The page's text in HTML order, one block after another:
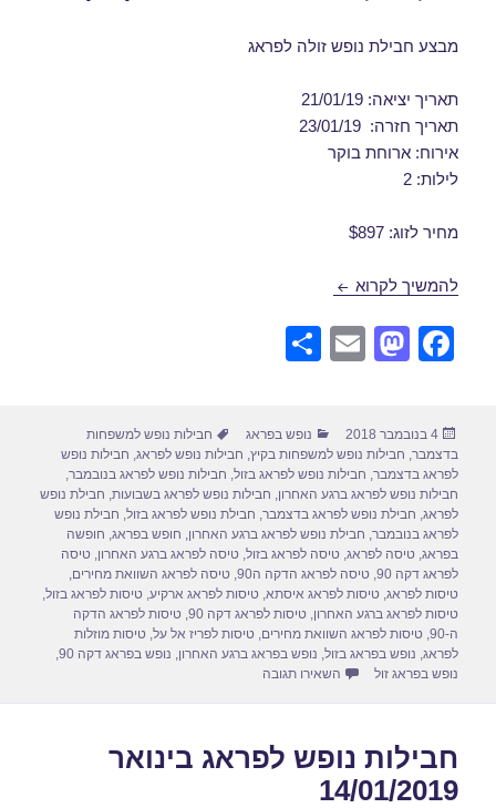
מבצע חבילת נופש זולה לפראג
תאריך יציאה: 21/01/19
תאריך חזרה: 23/01/19
אירוח: ארוחת בוקר
לילות: 2
מחיר לזוג: $897
להמשיך לקרוא דילים לפראג בינואר 21/01/2019
F
e
b
o
o
k
M
o
d
o
n
E
e
פורסם
בתאריך
4 בנובמבר 2018 קטגוריות
נופש בפראג תגיות
חבילות נופש למשפחות
בדצמבר, חבילות נופש למשפחות בקיץ, חבילות נופש לפראג, חבילות נופש
לפראג בדצמבר, חבילות נופש לפראג בזול, חבילות נופש לפראג בנובמבר,
חבילות נופש לפראג ברגע האחרון, חבילות נופש לפראג בשבועות, חבילת נופש
לפראג, חבילת נופש לפראג בדצמבר, חבילת נופש לפראג בזול, חבילת נופש
לפראג בנובמבר, חבילת נופש לפראג ברגע האחרון, חופש בפראג, חופשה
בפראג,טיסה לפראג,טיסה לפראג בזול,טיסה לפראג ברגע האחרון,טיסה
לפראג דקה 90
,טיסה לפראג הדקה ה90 ,טיסה לפראג השוואת מחירים,
טיסות לפראג,טיסות לפראג איסתא,טיסות לפראג ארקיע,טיסות לפראג בזול,
טיסות לפראג ברגע האחרון,טיסות לפראג דקה 90 ,טיסות לפראג הדקה
ה-90
,טיסות לפראג השוואת מחירים,טיסות לפריז אל על,טיסות מוזלות
לפראג, נופש בפראג בזול, נופש בפראג ברגע האחרון, נופש בפראג דקה 90
,
נופש בפראג זול
השאירו תגובה
חבילות נופש לפראג בינואר
14/01/2019